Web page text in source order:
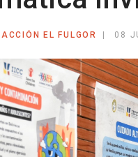
EL FULGOR 08